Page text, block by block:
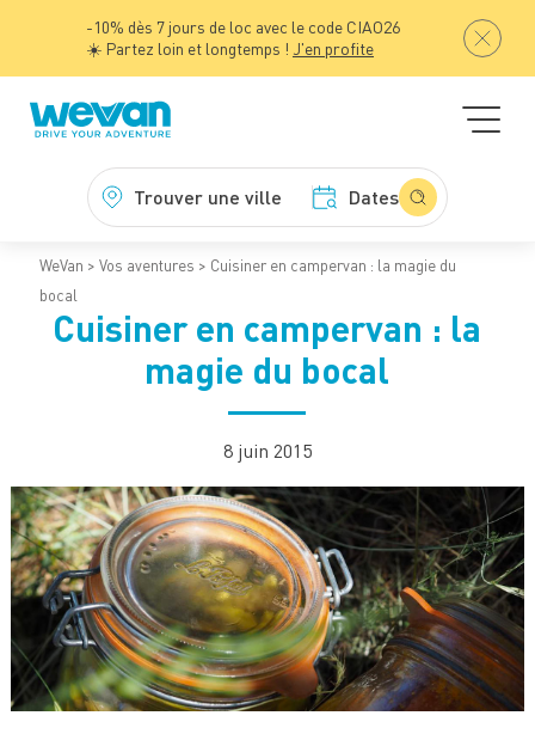
-10% dès 7 jours de loc avec le code CIAO26
☀️ Partez loin et longtemps ! J'en profite
Trouver une ville Dates
WeVan Vos aventures
Cuisiner en campervan : la magie du
bocal
Cuisiner en campervan : la
magie du bocal
8 juin 2015